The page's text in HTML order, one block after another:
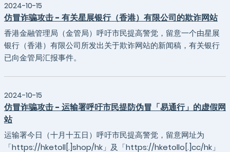
2024-10-15
仿冒诈骗攻击 - 有关星展银行（香港）有限公司的欺诈网站
香港金融管理局（金管局）呼吁市民提高警觉，留意一个由星展
银行（香港）有限公司所发出关于欺诈网站的新闻稿，有关银行
已向金管局汇报事件。
2024-10-15
仿冒诈骗攻击 - 运输署呼吁市民提防伪冒「易通行」的虚假网
站
运输署今日（十月十五日）呼吁市民提高警觉，留意网址为
「https://hketoll[.]shop/hk」及「https://hketollo[.]cc/hk」